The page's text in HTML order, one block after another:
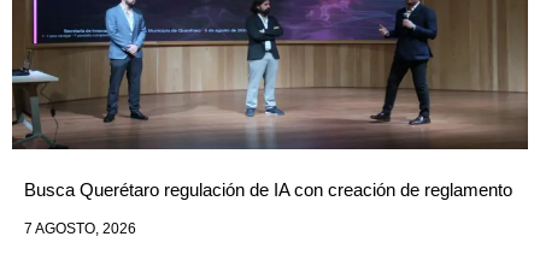
Busca Querétaro regulación de IA con creación de reglamento
7 AGOSTO, 2026